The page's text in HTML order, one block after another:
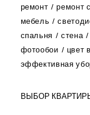
ремонт
ремонт
мебель
спальня
стена
фотообои
цвет
эффективная
ВЫБОР